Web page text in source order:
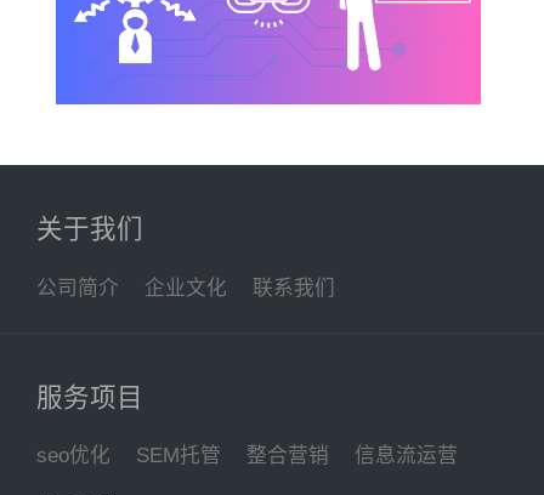
关于我们
公司简介 企业文化 联系我们
服务项目
seo优化 SEM托管 整合营销 信息流运营